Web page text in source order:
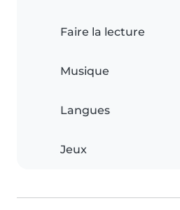
Faire la lecture
Musique
Langues
Jeux